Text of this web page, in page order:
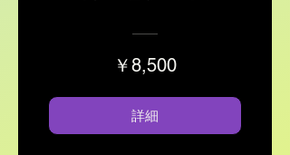
￥8,500
詳細